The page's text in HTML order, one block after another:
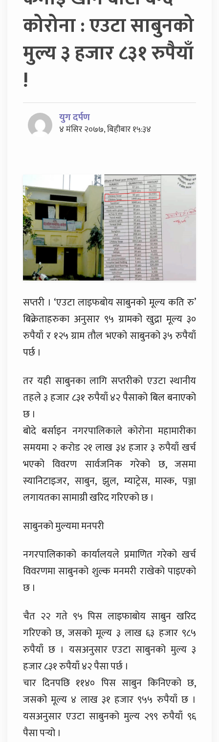
कोरोना : एउटा साबुनको
मुल्य ३ हजार ८३१ रुपैयाँ
!
युग दर्पण
४ मंसिर २०७७, बिहीबार १५:३४
सप्तरी । ‘एउटा लाइफबोय साबुनको मूल्य कति रु’
बिक्रेताहरुका अनुसार ९५ ग्रामको खुद्रा मूल्य ३०
रुपैयाँ र १२५ ग्राम तौल भएको साबुनको ३५ रुपैयाँ
पर्छ ।
तर यही साबुनका लागि सप्तरीको एउटा स्थानीय
तहले ३ हजार ८३१ रुपैयाँ ४२ पैसाको बिल बनाएको
छ ।
बोदे बर्साइन नगरपालिकाले कोरोना महामारीका
समयमा २ करोड २१ लाख ३४ हजार ३ रुपैयाँ खर्च
भएको विवरण सार्वजनिक गरेको छ, जसमा
स्यानिटाइजर, साबुन, झुल, म्याट्रेस, मास्क, पञ्जा
लगायतका सामाग्री खरिद गरिएको छ ।
साबुनको मुल्यमा मनपरी
नगरपालिकाको कार्यालयले प्रमाणित गरेको खर्च
विवरणमा साबुनको शुल्क मनमरी राखेको पाइएको
छ ।
चैत २२ गते ९५ पिस लाइफाबोय साबुन खरिद
गरिएको छ, जसको मूल्य ३ लाख ६३ हजार ९८५
रुपैयाँ छ । यसअनुसार एउटा साबुनको मुल्य ३
हजार ८३१ रुपैयाँ ४२ पैसा पर्छ ।
चार दिनपछि ११४० पिस साबुन किनिएको छ,
जसको मूल्य ४ लाख ३१ हजार ९५५ रुपैयाँ छ ।
यसअनुसार एउटा साबुनको मुल्य २९९ रुपैयाँ ९६
पैसा पर्‍यो ।